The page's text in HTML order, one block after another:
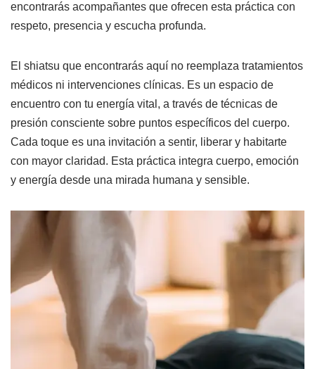
encontrarás acompañantes que ofrecen esta práctica con
respeto, presencia y escucha profunda.
El shiatsu que encontrarás aquí no reemplaza tratamientos
médicos ni intervenciones clínicas. Es un espacio de
encuentro con tu energía vital, a través de técnicas de
presión consciente sobre puntos específicos del cuerpo.
Cada toque es una invitación a sentir, liberar y habitarte
con mayor claridad. Esta práctica integra cuerpo, emoción
y energía desde una mirada humana y sensible.